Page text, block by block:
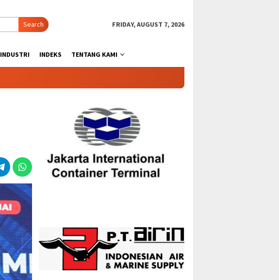
Search FRIDAY, AUGUST 7, 2026
INDUSTRI INDEKS TENTANG KAMI